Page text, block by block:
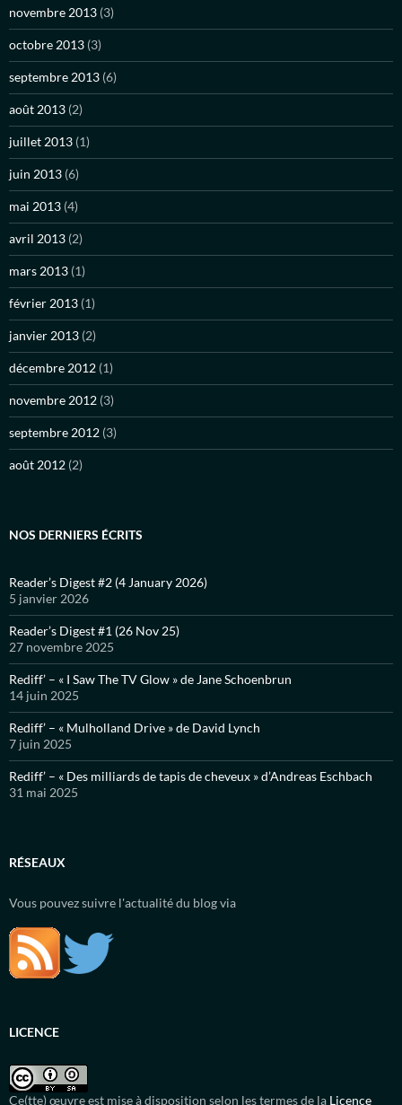
novembre 2013 (3)
octobre 2013 (3)
septembre 2013 (6)
août 2013 (2)
juillet 2013 (1)
juin 2013 (6)
mai 2013 (4)
avril 2013 (2)
mars 2013 (1)
février 2013 (1)
janvier 2013 (2)
décembre 2012 (1)
novembre 2012 (3)
septembre 2012 (3)
août 2012 (2)
NOS DERNIERS ÉCRITS
Reader’s Digest #2 (4 January 2026)
5 janvier 2026
Reader’s Digest #1 (26 Nov 25)
27 novembre 2025
Rediff’ – « I Saw The TV Glow » de Jane Schoenbrun
14 juin 2025
Rediff’ – « Mulholland Drive » de David Lynch
7 juin 2025
Rediff’ – « Des milliards de tapis de cheveux » d’Andreas Eschbach
31 mai 2025
RÉSEAUX
Vous pouvez suivre l'actualité du blog via
LICENCE
Ce(tte) œuvre est mise à disposition selon les termes de la Licence